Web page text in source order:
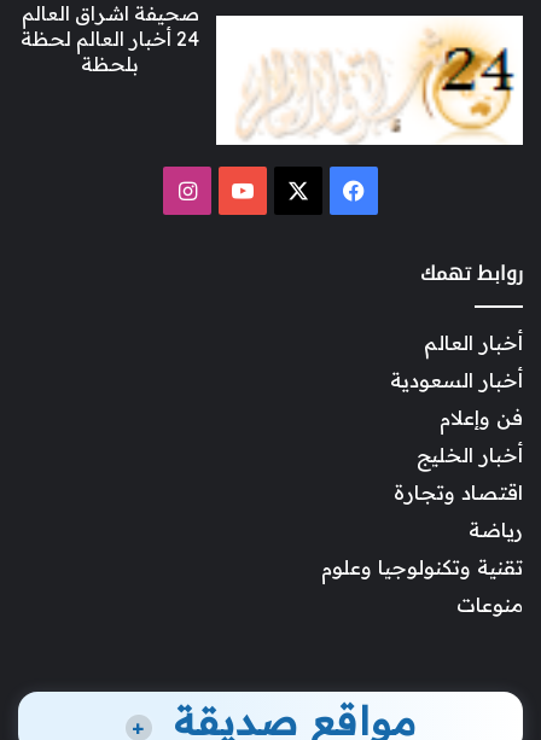
صحيفة اشراق العالم
24 أخبار العالم لحظة
بلحظة
فيسبوك ‫YouTubeانستقرام
روابط تهمك
أخبار العالم
أخبار السعودية
فن وإعلام
أخبار الخليج
اقتصاد وتجارة
رياضة
تقنية وتكنولوجيا وعلوم
منوعات
مواقع صديقة +